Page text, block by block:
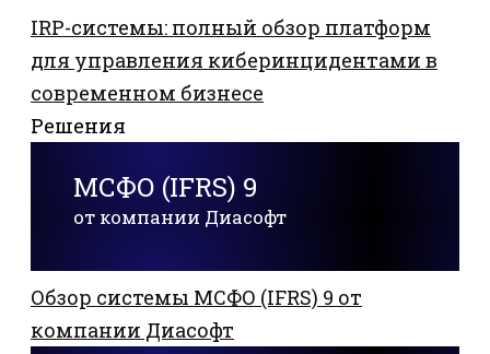
IRP-системы: полный обзор платформ
для управления киберинцидентами в
современном бизнесе
Решения
МСФО (IFRS) 9
от компании Диасофт
Обзор системы МСФО (IFRS) 9 от
компании Диасофт